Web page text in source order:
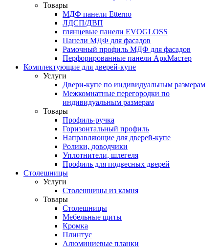
Товары
МДФ панели Etterno
ЛДСП/ДВП
глянцевые панели EVOGLOSS
Панели МДФ для фасадов
Рамочный профиль МДФ для фасадов
Перфорированные панели АркМастер
Комплектующие для дверей-купе
Услуги
Двери-купе по индивидуальным размерам
Межкомнатные перегородки по
индивидуальным размерам
Товары
Профиль-ручка
Горизонтальный профиль
Направляющие для дверей-купе
Ролики, доводчики
Уплотнители, шлегеля
Профиль для подвесных дверей
Столешницы
Услуги
Столешницы из камня
Товары
Столешницы
Мебельные щиты
Кромка
Плинтус
Алюминиевые планки